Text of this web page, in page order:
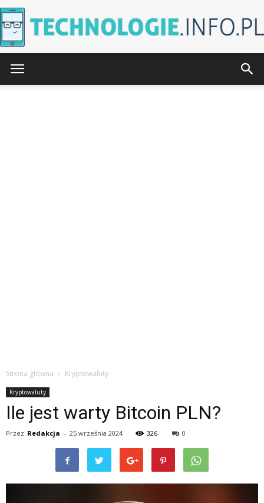
Strona główna Kryptowaluty
Kryptowaluty
Ile jest warty Bitcoin PLN?
Przez Redakcja - 25 września 2024 326 0